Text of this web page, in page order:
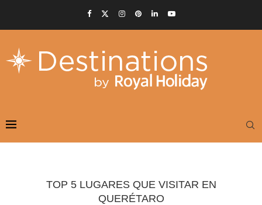
TOP 5 LUGARES QUE VISITAR EN
QUERÉTARO